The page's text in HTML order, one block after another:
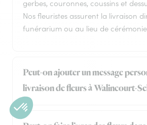
gerbes, couronnes, coussins et
Nos fleuristes assurent la livraison
funérarium ou au lieu de
Peut-on ajouter un message
livraison de fleurs à Walincourt-